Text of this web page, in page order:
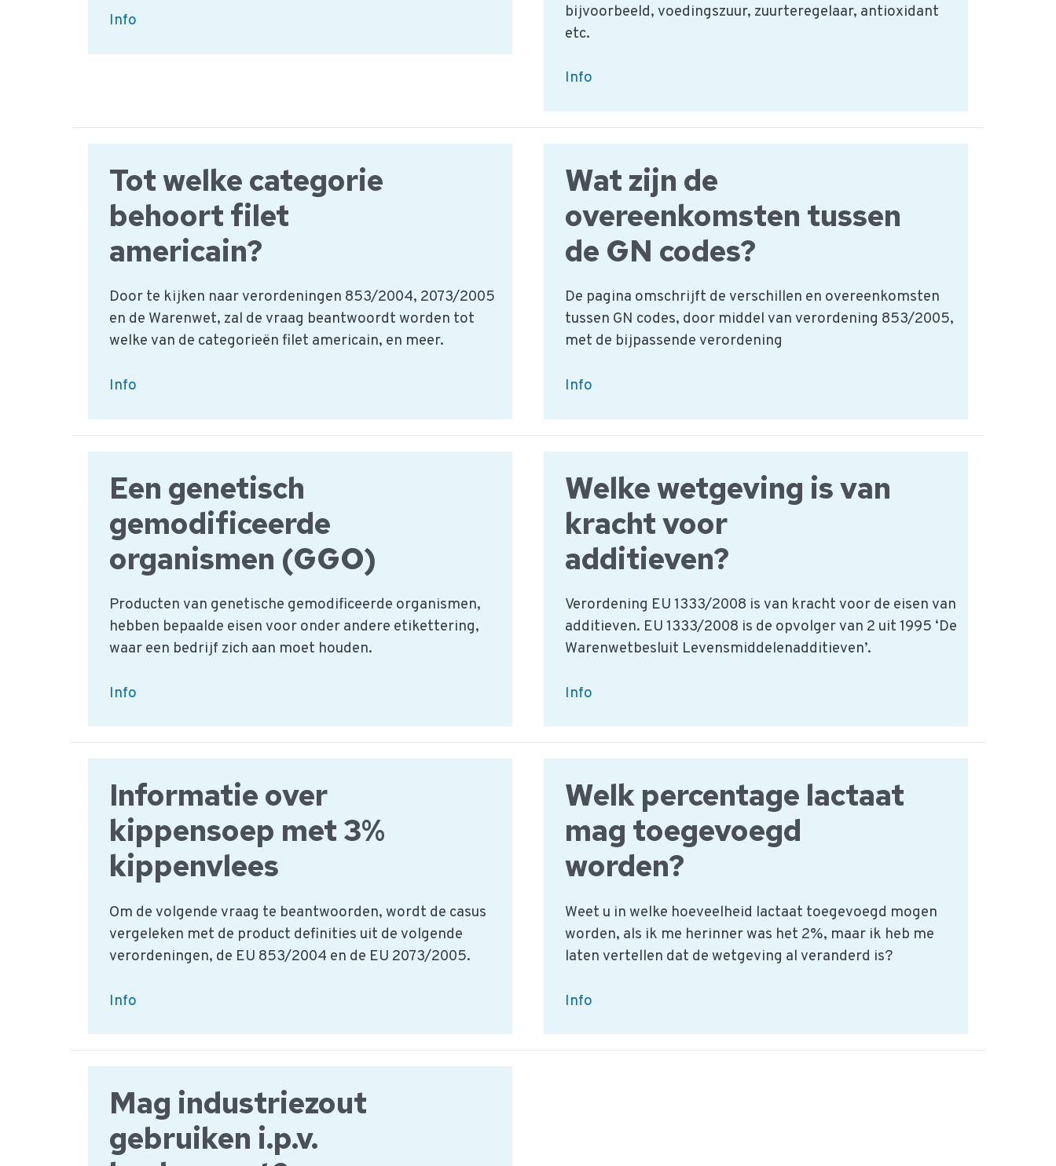
Wat
enzymen
Info
bijvoorbeeld, voedingszuur, zuurteregelaar, antioxidant
etc.
Hoe
gedeclareerd
worden?
Info
Tot welke categorie
behoort filet
americain?
Door te kijken naar verordeningen 853/2004, 2073/2005
en de Warenwet, zal de vraag beantwoordt worden tot
welke van de categorieën filet americain, en meer.
Tot
behoort
filet
americain?
Info
Wat zijn de
overeenkomsten tussen
de GN codes?
De pagina omschrijft de verschillen en overeenkomsten
tussen GN codes, door middel van verordening 853/2005,
met de bijpassende verordening
Wat
overeenkomsten
tussen
de
GN
codes?
Info
Een genetisch
gemodificeerde
organismen (GGO)
Producten van genetische gemodificeerde organismen,
hebben bepaalde eisen voor onder andere etikettering,
waar een bedrijf zich aan moet houden.
Een
organismen
(GGO)
Info
Welke wetgeving is van
kracht voor
additieven?
Verordening EU 1333/2008 is van kracht voor de eisen van
additieven. EU 1333/2008 is de opvolger van 2 uit 1995 ‘De
Warenwetbesluit Levensmiddelenadditieven’.
Welke
van
kracht
voor
additieven?
Info
Informatie over
kippensoep met 3%
kippenvlees
Om de volgende vraag te beantwoorden, wordt de casus
vergeleken met de product definities uit de volgende
verordeningen, de EU 853/2004 en de EU 2073/2005.
Informatie
met
3%
kippenvlees
Info
Welk percentage lactaat
mag toegevoegd
worden?
Weet u in welke hoeveelheid lactaat toegevoegd mogen
worden, als ik me herinner was het 2%, maar ik heb me
laten vertellen dat de wetgeving al veranderd is?
Welk
Info
Mag industriezout
gebruiken i.p.v.